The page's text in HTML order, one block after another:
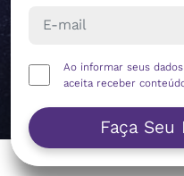
Ao informar seus
aceita receber
Faça